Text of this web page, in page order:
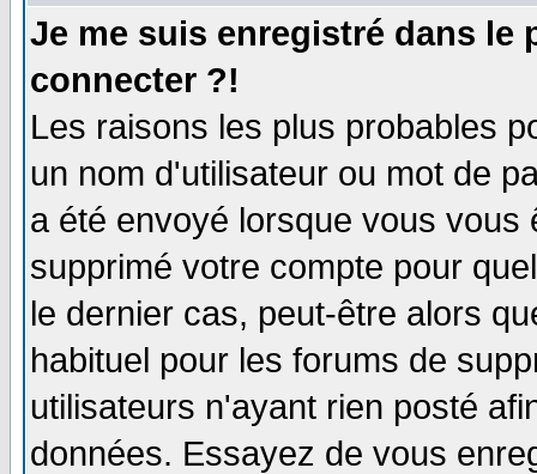
Je me suis enregistré dans le
connecter ?!
Les raisons les plus probables
un nom d'utilisateur ou mot de
a été envoyé lorsque vous
supprimé votre compte pour
le dernier cas, peut-être alors
habituel pour les forums de
utilisateurs n'ayant rien posté
données. Essayez de vous